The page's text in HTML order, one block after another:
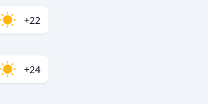
+22
+24